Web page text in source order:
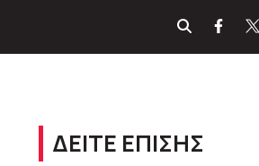
ΔΕΙΤΕ ΕΠΙΣΗΣ